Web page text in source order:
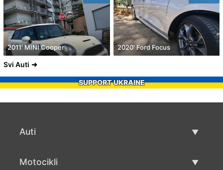
2011' MINI Cooper 2020' Ford Focus
Svi Auti
SUPPORT UKRAINE
Auti
Motocikli